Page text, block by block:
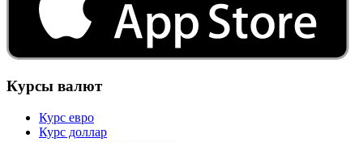
Курсы валют
Курс евро
Курс доллар